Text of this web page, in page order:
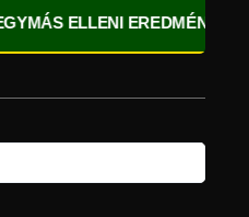
EREDMÉNY DÖNT!